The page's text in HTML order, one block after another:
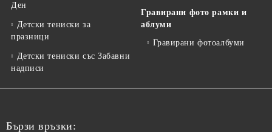
Ден
Детски тениски за
празници
Детски тениски със Забавни
надписи
Гравирани фото рамки и
аблуми
Гравирани фотоалбуми
Бързи връзки: